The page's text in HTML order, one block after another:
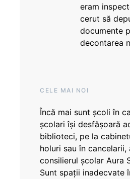
eram
cerut să
documente
decontarea
CELE MAI NOI
Încă mai sunt școli în
școlari își desfășoară
biblioteci, pe la
holuri sau în
consilierul școlar Aura
Sunt spații inadecvate